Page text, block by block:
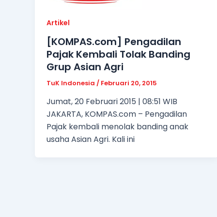
Artikel
[KOMPAS.com] Pengadilan
Pajak Kembali Tolak Banding
Grup Asian Agri
TuK Indonesia / Februari 20, 2015
Jumat, 20 Februari 2015 | 08:51 WIB
JAKARTA, KOMPAS.com – Pengadilan
Pajak kembali menolak banding anak
usaha Asian Agri. Kali ini